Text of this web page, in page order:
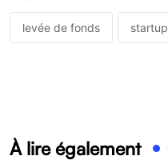
levée de fonds startup
À lire également